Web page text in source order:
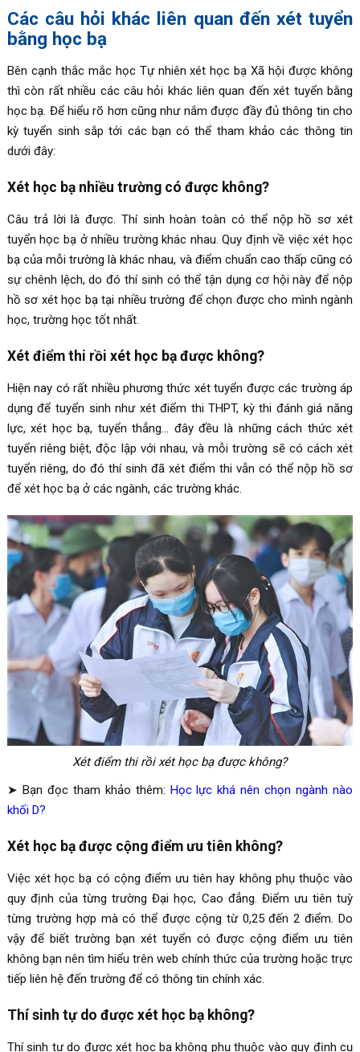
Các câu hỏi khác liên quan đến xét tuyển
bằng học bạ
Bên cạnh thắc mắc học Tự nhiên xét học bạ Xã hội được không
thì còn rất nhiều các câu hỏi khác liên quan đến xét tuyển bằng
học bạ. Để hiểu rõ hơn cũng như nắm được đầy đủ thông tin cho
kỳ tuyển sinh sắp tới các bạn có thể tham khảo các thông tin
dưới đây:
Xét học bạ nhiều trường có được không?
Câu trả lời là được. Thí sinh hoàn toàn có thể nộp hồ sơ xét
tuyển học bạ ở nhiều trường khác nhau. Quy định về việc xét học
bạ của mỗi trường là khác nhau, và điểm chuẩn cao thấp cũng có
sự chênh lệch, do đó thí sinh có thể tận dụng cơ hội này để nộp
hồ sơ xét học bạ tại nhiều trường để chọn được cho mình ngành
học, trường học tốt nhất.
Xét điểm thi rồi xét học bạ được không?
Hiện nay có rất nhiều phương thức xét tuyển được các trường áp
dụng để tuyển sinh như xét điểm thi THPT, kỳ thi đánh giá năng
lực, xét học bạ, tuyển thẳng… đây đều là những cách thức xét
tuyển riêng biệt, độc lập với nhau, và mỗi trường sẽ có cách xét
tuyển riêng, do đó thí sinh đã xét điểm thi vẫn có thể nộp hồ sơ
để xét học bạ ở các ngành, các trường khác.
Xét điểm thi rồi xét học bạ được không?
➤ Bạn đọc tham khảo thêm: Học lực khá nên chọn ngành nào
khối D?
Xét học bạ được cộng điểm ưu tiên không?
Việc xét học bạ có cộng điểm ưu tiên hay không phụ thuộc vào
quy định của từng trường Đại học, Cao đẳng. Điểm ưu tiên tuỳ
từng trường hợp mà có thể được cộng từ 0,25 đến 2 điểm. Do
vậy để biết trường bạn xét tuyển có được cộng điểm ưu tiên
không bạn nên tìm hiểu trên web chính thức của trường hoặc trực
tiếp liên hệ đến trường để có thông tin chính xác.
Thí sinh tự do được xét học bạ không?
Thí sinh tự do được xét học bạ không phụ thuộc vào quy định cụ